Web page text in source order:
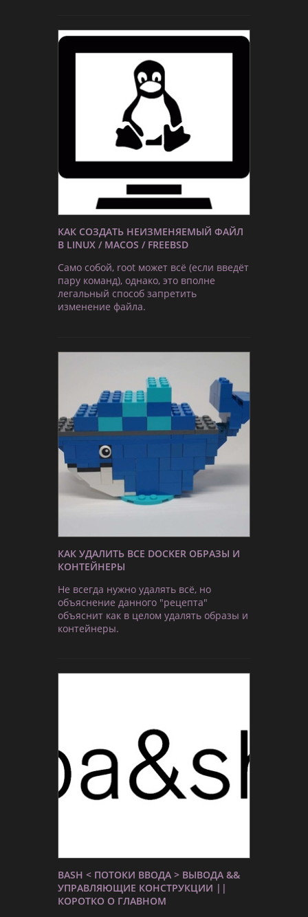
КАК СОЗДАТЬ НЕИЗМЕНЯЕМЫЙ ФАЙЛ
В LINUX / MACOS / FREEBSD
Само собой, root может всё (если введёт
пару команд), однако, это вполне
легальный способ запретить
изменение файла.
КАК УДАЛИТЬ ВСЕ DOCKER ОБРАЗЫ И
КОНТЕЙНЕРЫ
Не всегда нужно удалять всё, но
объяснение данного "рецепта"
объяснит как в целом удалять образы и
контейнеры.
BASH < ПОТОКИ ВВОДА > ВЫВОДА &&
УПРАВЛЯЮЩИЕ КОНСТРУКЦИИ ||
КОРОТКО О ГЛАВНОМ